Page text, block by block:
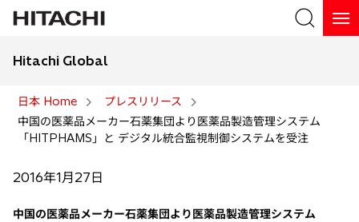
検索
Hitachi Global
日本 Home
プレスリリース
中国の医薬品メーカー石薬集団より医薬品製造管理システム
「HITPHAMS」と デジタル統合監視制御システムを受注
2016年1月27日
中国の医薬品メーカー石薬集団より医薬品製造管理システム